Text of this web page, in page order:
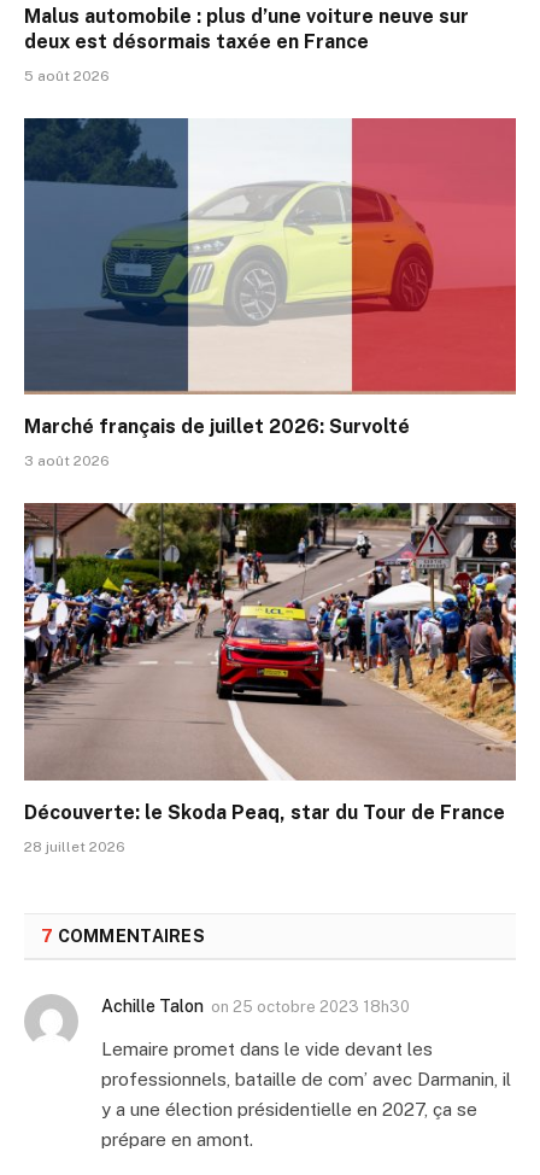
Malus automobile : plus d’une voiture neuve sur
deux est désormais taxée en France
5 août 2026
Marché français de juillet 2026: Survolté
3 août 2026
Découverte: le Skoda Peaq, star du Tour de France
28 juillet 2026
7 COMMENTAIRES
Achille Talon on 25 octobre 2023 18h30
Lemaire promet dans le vide devant les
professionnels, bataille de com’ avec Darmanin, il
y a une élection présidentielle en 2027, ça se
prépare en amont.